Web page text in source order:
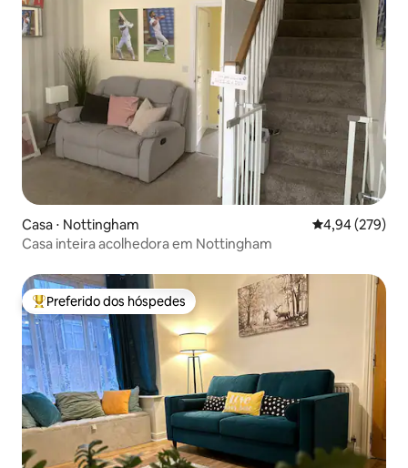
Casa ⋅ Nottingham 4,94 de uma
4,94 (279)
Casa inteira acolhedora em Nottingham
Entre os melhores preferidos dos hóspedes
Preferido dos hóspedes